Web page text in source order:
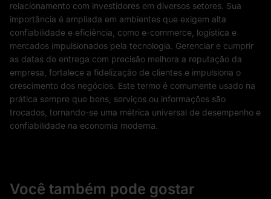
relacionamento com investidores em diversos setores. Sua
importância é ampliada em ambientes que exigem alta
confiabilidade e eficiência, como e-commerce, logística e
mercados impulsionados pela tecnologia. Gerenciar e cumprir
as datas de entrega com precisão melhora a reputação da
empresa, fortalece a fidelização de clientes e impulsiona o
crescimento dos negócios. Este termo é comumente usado na
prática sempre que bens, serviços ou informações são
trocados, tornando-se uma métrica universal de desempenho e
confiabilidade na economia moderna.
Você também pode gostar